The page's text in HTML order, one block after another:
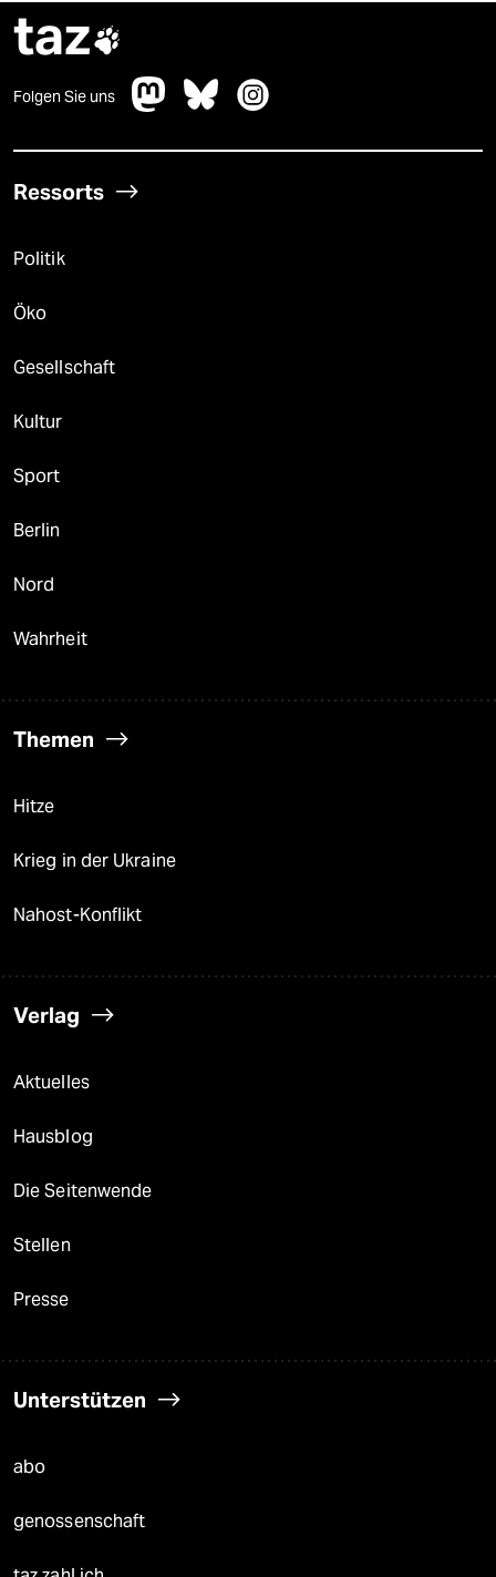
taz
Folgen Sie uns
Ressorts
Politik
Öko
Gesellschaft
Kultur
Sport
Berlin
Nord
Wahrheit
Themen
Hitze
Krieg in der Ukraine
Nahost-Konflikt
Verlag
Aktuelles
Hausblog
Die Seitenwende
Stellen
Presse
Unterstützen
abo
genossenschaft